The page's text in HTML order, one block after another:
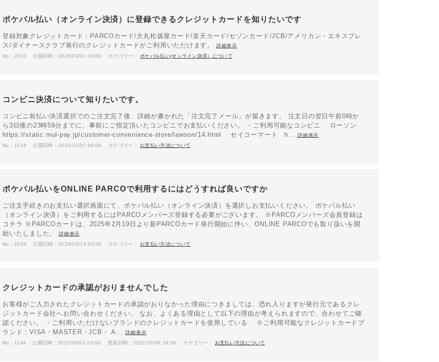
ポケパル払い（オンライン決済）に登録できるクレジットカードを知りたいです
登録対象クレジットカード：PARCOカード/大丸松坂屋カード/楽天カード/セゾンカード/JCB/アメリカン・エキスプレ
ス/ダイナースクラブ発行のクレジットカードがご利用いただけます。
詳細表示
No：2023
公開日時：2026/03/01 09:00 カテゴリー： ポケパル払い(オンライン決済）について
コンビニ決済について知りたいです。
コンビニ前払い決済選択でのご注文完了後、詳細が書かれた「注文完了メール」が届きます。 注文日の翌日午前0時か
ら3日後の23時59分までに、事前にご指定頂いたコンビニでお支払いください。 ・ご利用可能なコンビニ ローソン
https://static.mul-pay.jp/customer-convenience-store/lawson/14.html セイコーマート h...
詳細表示
No：1216
公開日時：2022/10/07 06:08 カテゴリー： お支払い方法について
ポケパル払いをONLINE PARCOで利用するにはどうすれば良いですか
ご注文手続きのお支払い選択画面にて、ポケパル払い（オンライン決済）を選択しお支払いください。 ポケパル払い
（オンライン決済）をご利用するにはPARCOメンバーズ登録する必要がございます。 ※PARCOメンバーズ会員登録は
コチラ ※PARCOカードは、2025年2月19日より新PARCOカード発行開始に伴い、ONLINE PARCOでも取り扱いを開
始いたしました。詳細表示
No：2024
公開日時：2025/02/19 00:00 カテゴリー： お支払い方法について
クレジットカードの承認がおりませんでした
お客様がご入力されたクレジットカードの承認がおりなかった理由につきましては、恐れ入りますが発行元であるクレ
ジットカード会社へお問い合わせください。 なお、よくある理由として以下の理由が考えられますので、合わせてご確
認ください。 ・ご利用いただけないブランドのクレジットカードを使用している ※ご利用可能なクレジットカードブ
ランド：VISA・MASTER・JCB・ A...詳細表示
No：1144
公開日時：2022/09/01 00:00 更新日時：2022/10/06 18:56 カテゴリー： お支払い方法について